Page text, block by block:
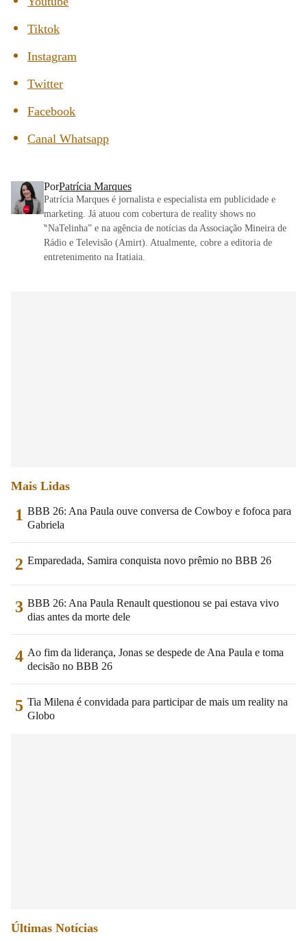
Tiktok
Instagram
Twitter
Facebook
Canal Whatsapp
PorPatrícia Marques
Patrícia Marques é jornalista e especialista em publicidade e
marketing. Já atuou com cobertura de reality shows no
‶NaTelinha” e na agência de notícias da Associação Mineira de
Rádio e Televisão (Amirt). Atualmente, cobre a editoria de
entretenimento na Itatiaia.
Mais Lidas
1 BBB 26: Ana Paula ouve conversa de Cowboy e fofoca para
Gabriela
2 Emparedada, Samira conquista novo prêmio no BBB 26
3 BBB 26: Ana Paula Renault questionou se pai estava vivo
dias antes da morte dele
4 Ao fim da liderança, Jonas se despede de Ana Paula e toma
decisão no BBB 26
5 Tia Milena é convidada para participar de mais um reality na
Globo
Últimas Notícias